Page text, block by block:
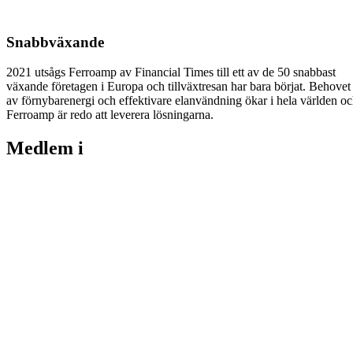
Snabbväxande
2021 utsågs Ferroamp av Financial Times till ett av de 50 snabbast
växande företagen i Europa och tillväxtresan har bara börjat. Behovet
av förnybarenergi och effektivare elanvändning ökar i hela världen
Ferroamp är redo att leverera lösningarna.
Medlem i